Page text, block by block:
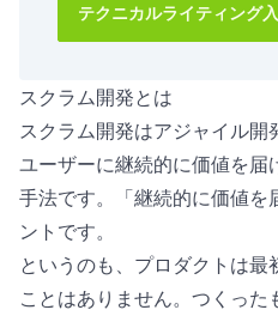
テクニカルライティング
スクラム開発とは
スクラム開発はアジャイル開
ユーザーに継続的に価値を
手法です。「継続的に価値を
ントです。
というのも、プロダクトは
ことはありません。つくっ